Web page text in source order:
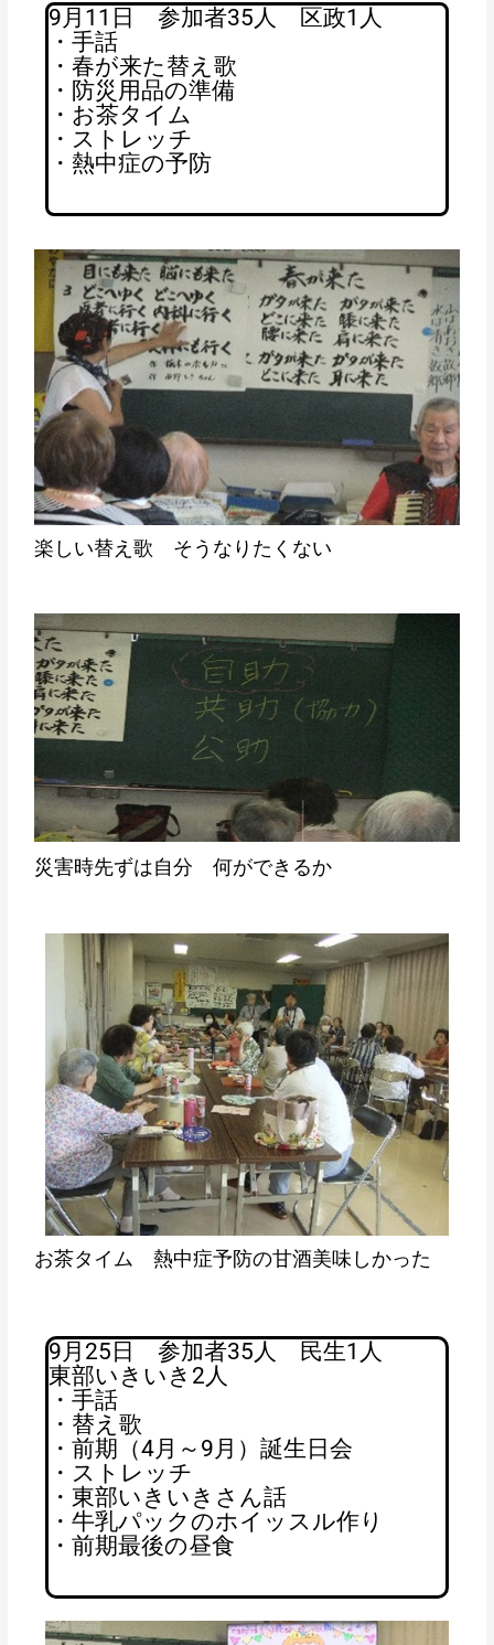
9月11日 参加者35人 区政1人
・手話
・春が来た替え歌
・防災用品の準備
・お茶タイム
・ストレッチ
・熱中症の予防
楽しい替え歌 そうなりたくない
災害時先ずは自分 何ができるか
お茶タイム 熱中症予防の甘酒美味しかった
9月25日 参加者35人 民生1人
東部いきいき2人
・手話
・替え歌
・前期（4月～9月）誕生日会
・ストレッチ
・東部いきいきさん話
・牛乳パックのホイッスル作り
・前期最後の昼食